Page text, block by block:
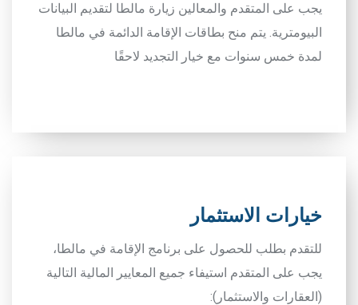
يجب على المتقدم والمعالين زيارة مالطا لتقديم البيانات
البيومترية. يتم منح بطاقات الإقامة الدائمة في مالطا
لمدة خمس سنوات مع خيار التجديد لاحقًا
خيارات الاستثمار
للتقدم بطلب للحصول على برنامج الإقامة في مالطا،
يجب على المتقدم استيفاء جميع المعايير المالية التالية
(العقارات والاستثمار):